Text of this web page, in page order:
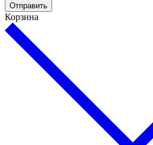
Отправить
Корзина